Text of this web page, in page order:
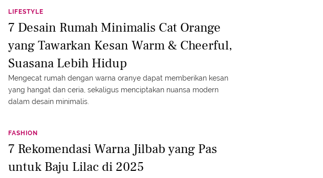
LIFESTYLE
7 Desain Rumah Minimalis Cat Orange
yang Tawarkan Kesan Warm & Cheerful,
Suasana Lebih Hidup
Mengecat rumah dengan warna oranye dapat memberikan kesan
yang hangat dan ceria, sekaligus menciptakan nuansa modern
dalam desain minimalis.
FASHION
7 Rekomendasi Warna Jilbab yang Pas
untuk Baju Lilac di 2025